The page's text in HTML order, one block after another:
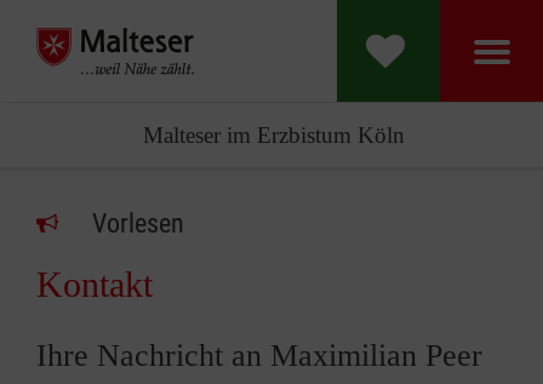
Malteser im Erzbistum Köln
Vorlesen
Kontakt
Ihre Nachricht an Maximilian Peer